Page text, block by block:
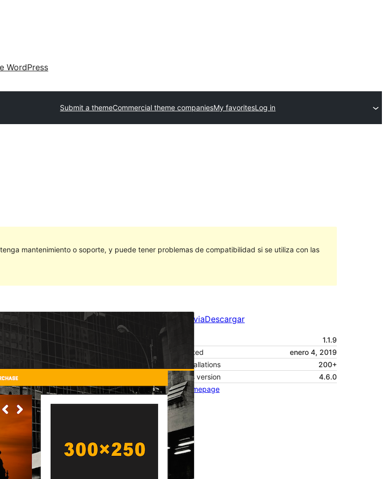
WordPress
Submit a themeCommercial theme companiesMy favoritesLog in
mantenimiento o soporte, y puede tener problemas de compatibilidad si se utiliza con las
Vista previaDescargar
Versión
1.1.9
Last updated
enero 4, 2019
Active installations
200+
WordPress version
4.6.0
Theme homepage